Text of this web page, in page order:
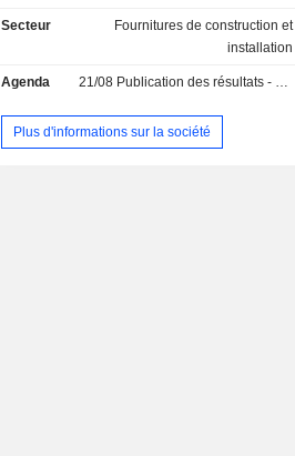
Secteur
Fournitures de construction et
installation
Agenda 21/08 Publication des résultats - Q2 2026
Plus d'informations sur la société